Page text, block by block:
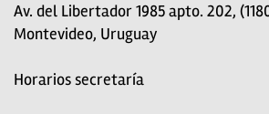
Av. del Libertador 1985 apto. 202,
Montevideo, Uruguay
Horarios secretaría